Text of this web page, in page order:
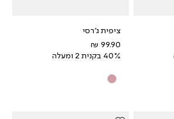
ציפית ג'רסי
מחיר
40% בקנית 2 ומעלה